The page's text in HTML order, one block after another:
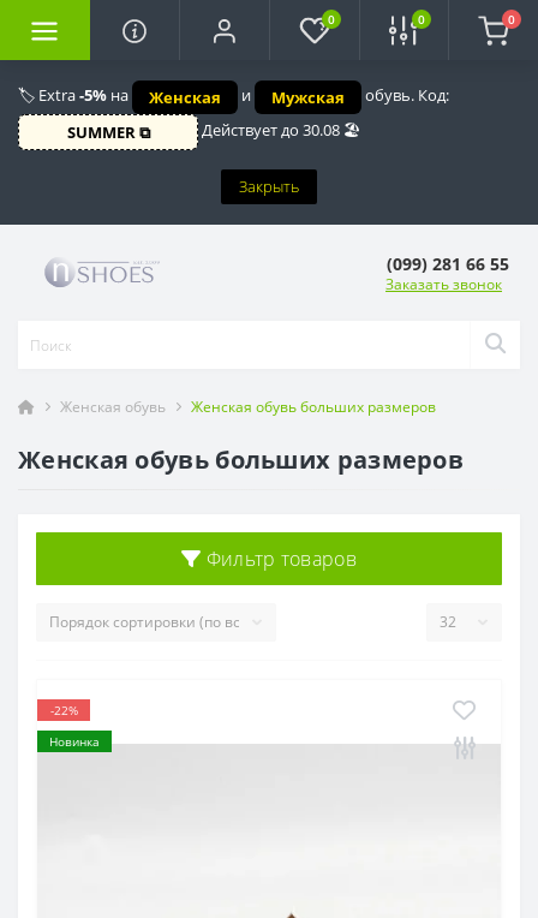
🏷️ Extra-5% на Женская и Мужская
обувь. Код:
SUMMER ⧉
Действует до 30.08 🏖️
Закрыть
0 0 0
(099) 281 66 55
Заказать звонок
Женская обувь Женская обувь больших размеров
Женская обувь больших размеров
Фильтр товаров
-22%
Новинка